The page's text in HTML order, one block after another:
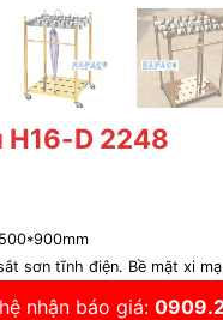
H16-D 2248
sơn tĩnh điện. Bề mặt xi
nhận báo giá: